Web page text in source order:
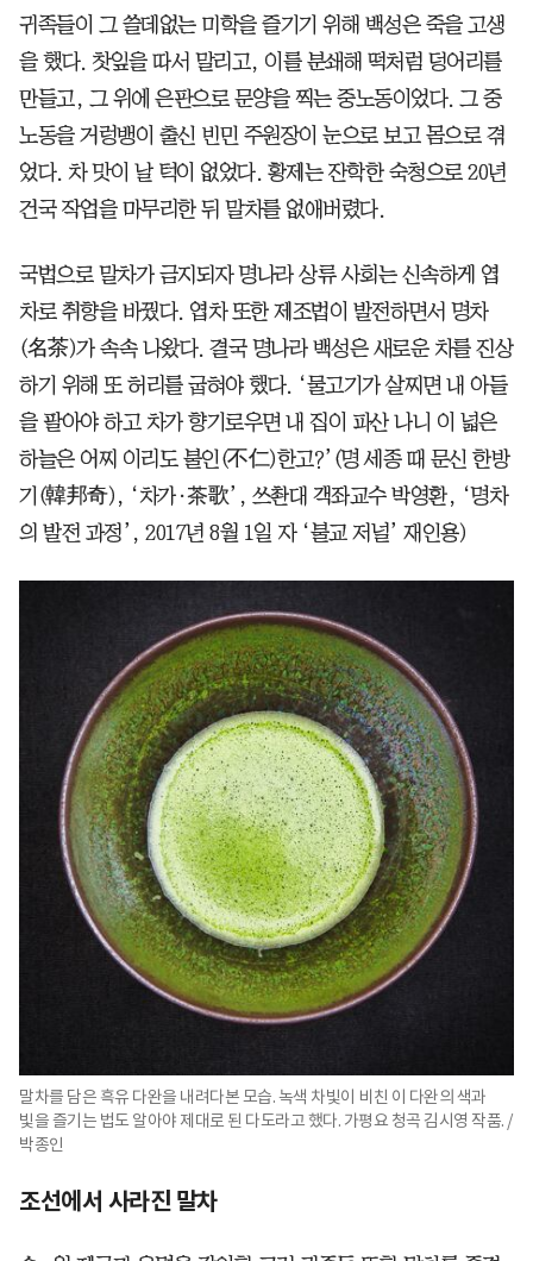
귀족들이 그 쓸데없는 미학을 즐기기 위해 백성은 죽을 고생
을 했다. 찻잎을 따서 말리고, 이를 분쇄해 떡처럼 덩어리를
만들고, 그 위에 은판으로 문양을 찍는 중노동이었다. 그 중
노동을 거렁뱅이 출신 빈민 주원장이 눈으로 보고 몸으로 겪
었다. 차 맛이 날 턱이 없었다. 황제는 잔학한 숙청으로 20년
건국 작업을 마무리한 뒤 말차를 없애버렸다.
국법으로 말차가 금지되자 명나라 상류 사회는 신속하게 엽
차로 취향을 바꿨다. 엽차 또한 제조법이 발전하면서 명차
(名茶)가 속속 나왔다. 결국 명나라 백성은 새로운 차를 진상
하기 위해 또 허리를 굽혀야 했다. ‘물고기가 살찌면 내 아들
을 팔아야 하고 차가 향기로우면 내 집이 파산 나니 이 넓은
하늘은 어찌 이리도 불인(不仁)한고?’(명 세종 때 문신 한방
기(韓邦奇), ‘차가·茶歌’, 쓰촨대 객좌교수 박영환, ‘명차
의 발전 과정’, 2017년 8월 1일 자 ‘불교 저널’ 재인용)
말차를 담은 흑유 다완을 내려다본 모습. 녹색 차빛이 비친 이 다완의 색과
빛을 즐기는 법도 알아야 제대로 된 다도라고 했다. 가평요 청곡 김시영 작품. /
박종인
조선에서 사라진 말차